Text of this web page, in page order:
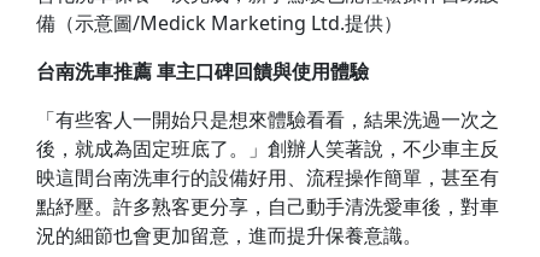
備（示意圖/Medick Marketing Ltd.提供）
台南洗車推薦 車主口碑回饋與使用體驗
「有些客人一開始只是想來體驗看看，結果洗過一次之
後，就成為固定班底了。」創辦人笑著說，不少車主反
映這間台南洗車行的設備好用、流程操作簡單，甚至有
點紓壓。許多熟客更分享，自己動手清洗愛車後，對車
況的細節也會更加留意，進而提升保養意識。